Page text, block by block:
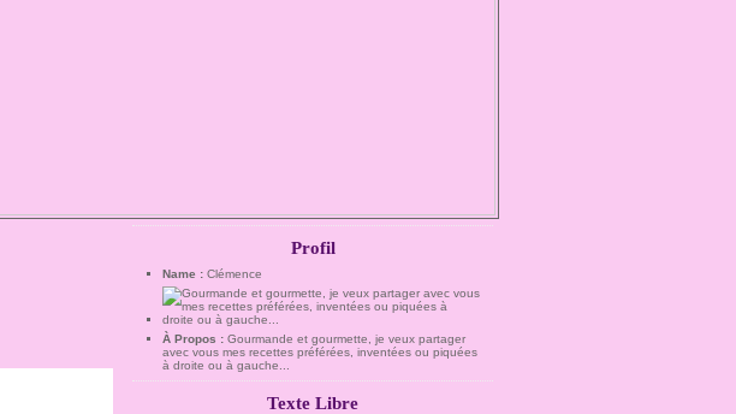
Profil
Name : Clémence
À Propos : Gourmande et gourmette, je veux partager
avec vous mes recettes préférées, inventées ou piquées
à droite ou à gauche...
Texte Libre